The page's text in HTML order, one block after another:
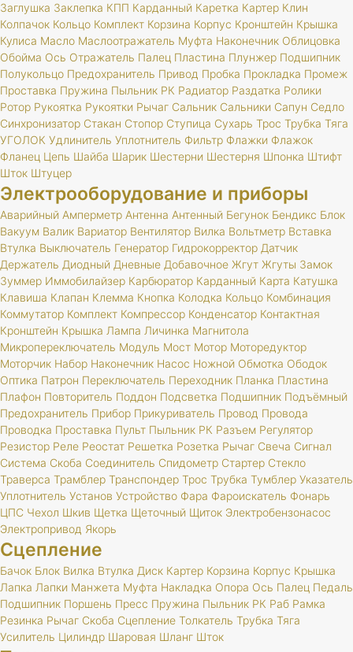
Заглушка Заклепка КПП Карданный Каретка Картер Клин
Колпачок Кольцо Комплект Корзина Корпус Кронштейн Крышка
Кулиса Масло Маслоотражатель Муфта Наконечник Облицовка
Обойма Ось Отражатель Палец Пластина Плунжер Подшипник
Полукольцо Предохранитель Привод Пробка Прокладка Промеж
Проставка Пружина Пыльник РК Радиатор Раздатка Ролики
Ротор Рукоятка Рукоятки Рычаг Сальник Сальники Сапун Седло
Синхронизатор Стакан Стопор Ступица Сухарь Трос Трубка Тяга
УГОЛОК Удлинитель Уплотнитель Фильтр Флажки Флажок
Фланец Цепь Шайба Шарик Шестерни Шестерня Шпонка Штифт
Шток Штуцер
Электрооборудование и приборы
Аварийный Амперметр Антенна Антенный Бегунок Бендикс Блок
Вакуум Валик Вариатор Вентилятор Вилка Вольтметр Вставка
Втулка Выключатель Генератор Гидрокорректор Датчик
Держатель Диодный Дневные Добавочное Жгут Жгуты Замок
Зуммер Иммобилайзер Карбюратор Карданный Карта Катушка
Клавиша Клапан Клемма Кнопка Колодка Кольцо Комбинация
Коммутатор Комплект Компрессор Конденсатор Контактная
Кронштейн Крышка Лампа Личинка Магнитола
Микропереключатель Модуль Мост Мотор Моторедуктор
Моторчик Набор Наконечник Насос Ножной Обмотка Ободок
Оптика Патрон Переключатель Переходник Планка Пластина
Плафон Повторитель Поддон Подсветка Подшипник Подъёмный
Предохранитель Прибор Прикуриватель Провод Провода
Проводка Проставка Пульт Пыльник РК Разъем Регулятор
Резистор Реле Реостат Решетка Розетка Рычаг Свеча Сигнал
Система Скоба Соединитель Спидометр Стартер Стекло
Траверса Трамблер Транспондер Трос Трубка Тумблер Указатель
Уплотнитель Установ Устройство Фара Фароискатель Фонарь
ЦПС Чехол Шкив Щетка Щеточный Щиток Электробензонасос
Электропривод Якорь
Сцепление
Бачок Блок Вилка Втулка Диск Картер Корзина Корпус Крышка
Лапка Лапки Манжета Муфта Накладка Опора Ось Палец Педаль
Подшипник Поршень Пресс Пружина Пыльник РК Раб Рамка
Резинка Рычаг Скоба Сцепление Толкатель Трубка Тяга
Усилитель Цилиндр Шаровая Шланг Шток